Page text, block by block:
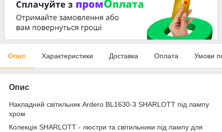
Опис Характеристики Доставка Оплата Умови
Опис
Накладний світильник Ardero BL1630-3 SHARLOTT під лампу
хром
Колекція SHARLOTT - люстри та світильники під лампу для